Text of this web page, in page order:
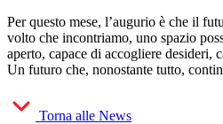
Per questo mese, l’augurio è che il
volto che incontriamo, uno spazio
aperto, capace di accogliere desideri,
Un futuro che, nonostante tutto,
Torna alle News